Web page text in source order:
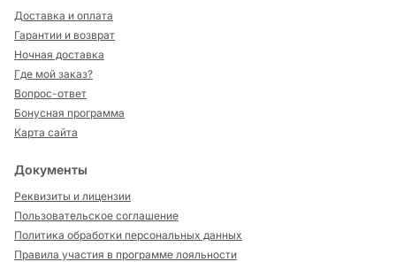
Доставка и оплата
Гарантии и возврат
Ночная доставка
Где мой заказ?
Вопрос-ответ
Бонусная программа
Карта сайта
Документы
Реквизиты и лицензии
Пользовательское соглашение
Политика обработки персональных данных
Правила участия в программе лояльности